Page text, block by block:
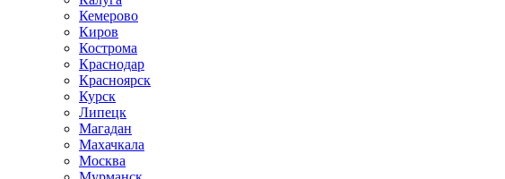
Кемерово
Киров
Кострома
Краснодар
Красноярск
Курск
Липецк
Магадан
Махачкала
Москва